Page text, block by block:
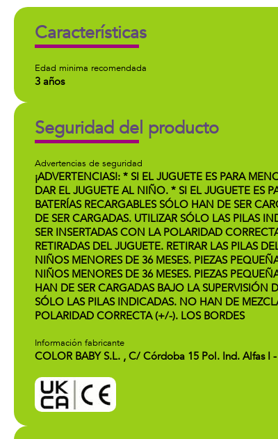
Características
Edad minima recomendada
3 años
Seguridad del producto
Advertencias de seguridad
¡ADVERTENCIAS!: * SI EL JUGUETE ES PARA
DAR EL JUGUETE AL NIÑO. * SI EL JUGUETE ES
BATERÍAS RECARGABLES SÓLO HAN DE SER
DE SER CARGADAS. UTILIZAR SÓLO LAS PILAS
SER INSERTADAS CON LA POLARIDAD
RETIRADAS DEL JUGUETE. RETIRAR LAS PILAS
NIÑOS MENORES DE 36 MESES. PIEZAS
NIÑOS MENORES DE 36 MESES. PIEZAS
HAN DE SER CARGADAS BAJO LA SUPERVISIÓN
SÓLO LAS PILAS INDICADAS. NO HAN DE
POLARIDAD CORRECTA (+/-). LOS BORDES
Información fabricante
COLOR BABY S.L. , C/ Córdoba 15 Pol. Ind. Alfas I